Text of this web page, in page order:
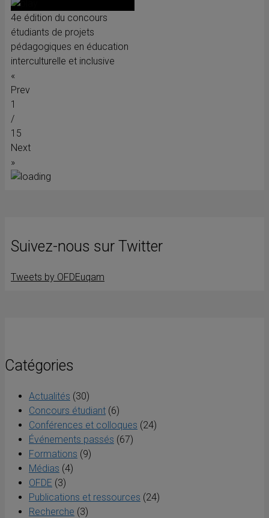
4e édition du concours
étudiants de projets
pédagogiques en éducation
interculturelle et inclusive
«
Prev
1
/
15
Next
»
Suivez-nous sur Twitter
Tweets by OFDEuqam
Catégories
Actualités (30)
Concours étudiant (6)
Conférences et colloques (24)
Événements passés (67)
Formations (9)
Médias (4)
OFDE (3)
Publications et ressources (24)
Recherche (3)